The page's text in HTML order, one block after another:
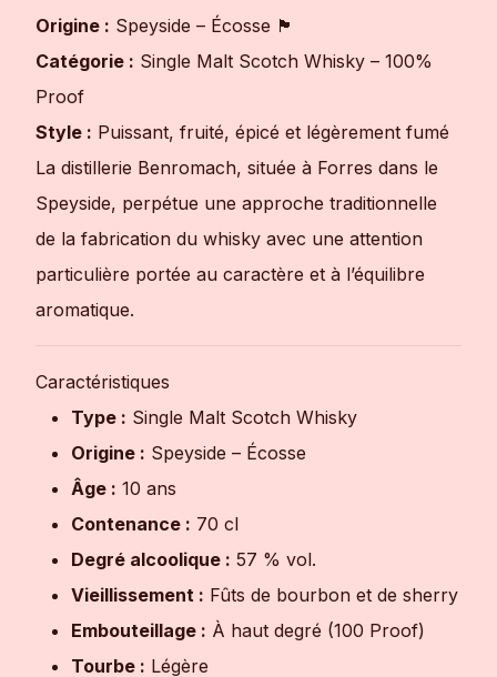
Origine : Speyside – Écosse 🏴
Catégorie : Single Malt Scotch Whisky – 100%
Proof
Style : Puissant, fruité, épicé et légèrement fumé
La distillerie Benromach, située à Forres dans le
Speyside, perpétue une approche traditionnelle
de la fabrication du whisky avec une attention
particulière portée au caractère et à l’équilibre
aromatique.
Caractéristiques
Type : Single Malt Scotch Whisky
Origine : Speyside – Écosse
Âge : 10 ans
Contenance : 70 cl
Degré alcoolique : 57 % vol.
Vieillissement : Fûts de bourbon et de sherry
Embouteillage : À haut degré (100 Proof)
Tourbe : Légère